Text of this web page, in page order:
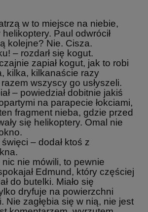
w to miejsce na niebie,
helikoptery. Paul odwrócił
kolejne? Nie. Cisza.
rozdarł się kogut.
zapiał kogut, jak to robi
kilka, kilkanaście razy
wszyscy go usłyszeli.
– powiedział dobitnie jakiś
na parapecie łokciami,
fragment nieba, gdzie przed
się helikoptery. Omal nie
– dodał ktoś z
nie mówili, to pewnie
Edmund, który częściej
do butelki. Miało się
dryfuje na powierzchni
Nie zagłębia się w nią, nie jest